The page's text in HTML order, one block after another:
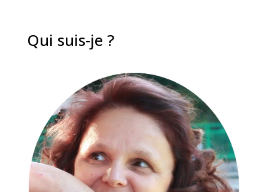
Qui suis-je ?